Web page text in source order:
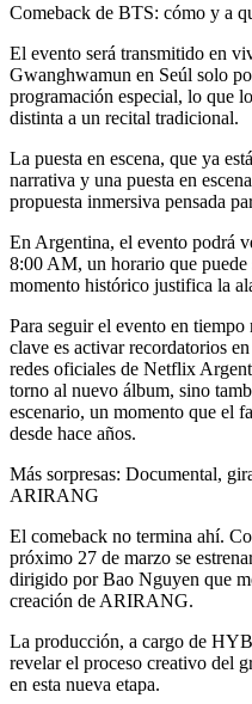
Comeback de BTS: cómo y a
El evento será transmitido en
Gwanghwamun en Seúl solo
programación especial, lo que
distinta a un recital tradicional.
La puesta en escena, que ya
narrativa y una puesta en
propuesta inmersiva pensada
En Argentina, el evento podrá
8:00 AM, un horario que puede
momento histórico justifica la
Para seguir el evento en
clave es activar recordatorios
redes oficiales de Netflix
torno al nuevo álbum, sino
escenario, un momento que
desde hace años.
Más sorpresas: Documental,
ARIRANG
El comeback no termina ahí.
próximo 27 de marzo se
dirigido por Bao Nguyen que
creación de ARIRANG.
La producción, a cargo de
revelar el proceso creativo del
en esta nueva etapa.